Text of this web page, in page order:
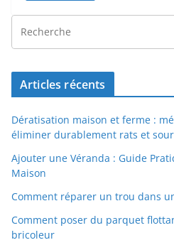
Articles récents
Dératisation maison et ferme :
éliminer durablement rats et
Ajouter une Véranda : Guide
Maison
Comment réparer un trou dans
Comment poser du parquet
bricoleur